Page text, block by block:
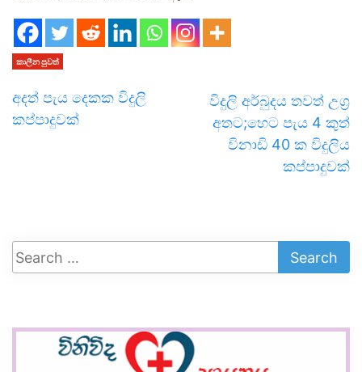
කාලීන පුවත්
අදත් පැය දෙකක විදුලි
කප්පාදුවක්
විදුලි අර්බුදය තවත් උග්‍ර
අතට;හෙට පැය 4 කුත්
විනාඩි 40 ක විදුලිය
කප්පාදුවක්